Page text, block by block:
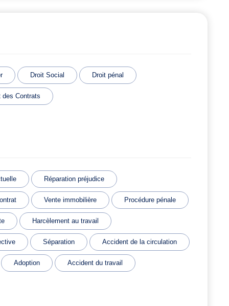
Droit Social Droit pénal
des Contrats
Réparation préjudice
Vente immobilière Procédure pénale
Harcèlement au travail
Séparation Accident de la circulation
Adoption Accident du travail